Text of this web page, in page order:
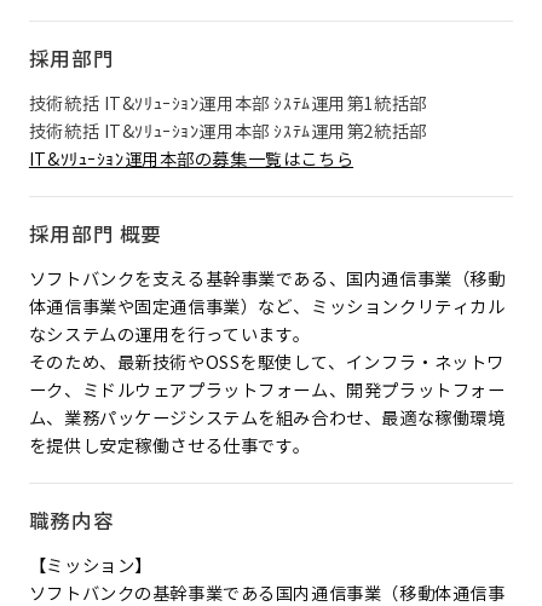
採用部門
技術統括 IT&ｿﾘｭｰｼｮﾝ運用本部 ｼｽﾃﾑ運用第1統括部
技術統括 IT&ｿﾘｭｰｼｮﾝ運用本部 ｼｽﾃﾑ運用第2統括部
IT&ｿﾘｭｰｼｮﾝ運用本部の募集一覧はこちら
採用部門 概要
ソフトバンクを支える基幹事業である、国内通信事業（移動
体通信事業や固定通信事業）など、ミッションクリティカル
なシステムの運用を行っています。
そのため、最新技術やOSSを駆使して、インフラ・ネットワ
ーク、ミドルウェアプラットフォーム、開発プラットフォー
ム、業務パッケージシステムを組み合わせ、最適な稼働環境
を提供し安定稼働させる仕事です。
職務内容
【ミッション】
ソフトバンクの基幹事業である国内通信事業（移動体通信事